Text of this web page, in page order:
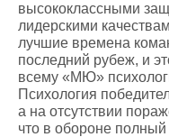
высококлассными
лидерскими
лучшие времена
последний рубеж, и
всему «МЮ»
Психология
а на отсутствии
что в обороне